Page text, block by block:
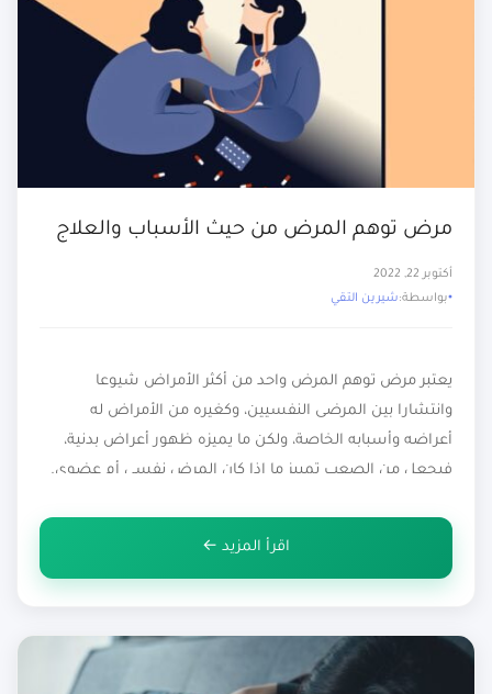
مرض توهم المرض من حيث الأسباب والعلاج
أكتوبر 22, 2022
بواسطة:شيرين التقي
يعتبر مرض توهم المرض واحد من أكثر الأمراض شيوعا
وانتشارا بين المرضى النفسيين، وكغيره من الأمراض له
أعراضه وأسبابه الخاصة، ولكن ما يميزه ظهور أعراض بدنية،
فيجعل من الصعب تمييز ما إذا كان المرض نفسي أم عضوي.
حيث سوف نتحدث عنه من حيث الأسباب والأعراض […]
اقرأ المزيد ←